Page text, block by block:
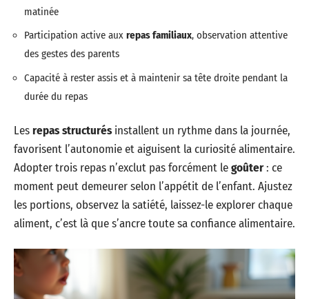
matinée
Participation active aux repas familiaux, observation attentive
des gestes des parents
Capacité à rester assis et à maintenir sa tête droite pendant la
durée du repas
Lesrepas structurésinstallent un rythme dans la journée,
favorisent l’autonomie et aiguisent la curiosité alimentaire.
Adopter trois repas n’exclut pas forcément legoûter: ce
moment peut demeurer selon l’appétit de l’enfant. Ajustez
les portions, observez la satiété, laissez-le explorer chaque
aliment, c’est là que s’ancre toute sa confiance alimentaire.